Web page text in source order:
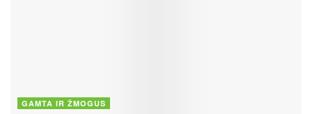
GAMTA IR ŽMOGUS